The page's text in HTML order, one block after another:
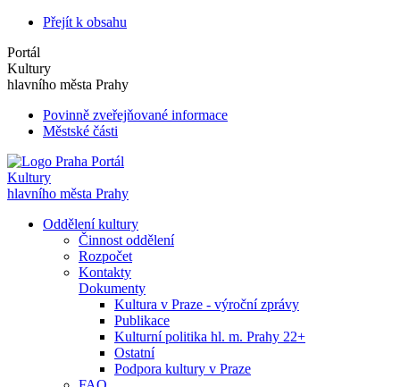
Přejít k obsahu
Portál
Kultury
hlavního města Prahy
Povinně zveřejňované informace
Městské části
Portál
Kultury
hlavního města Prahy
Oddělení kultury
Činnost oddělení
Rozpočet
Kontakty
Dokumenty
Kultura v Praze - výroční zprávy
Publikace
Kulturní politika hl. m. Prahy 22+
Ostatní
Podpora kultury v Praze